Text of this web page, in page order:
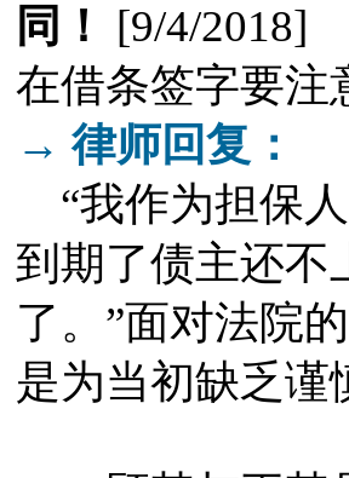
同！
[9/4/2018]
在借条签字要注
→ 律师回复：
“我作为担保
到期了债主还不
了。”面对法院
是为当初缺乏谨